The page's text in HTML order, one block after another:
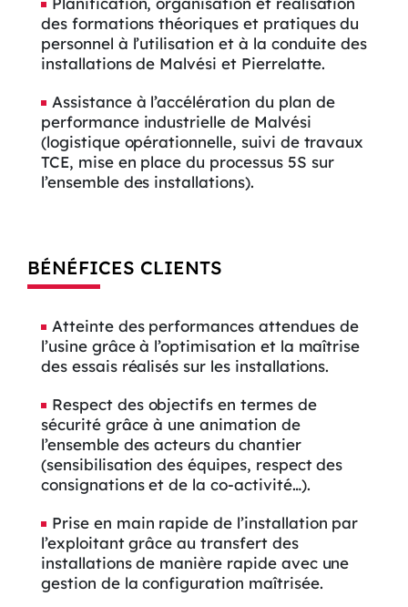
des formations théoriques et pratiques du
personnel à l’utilisation et à la conduite des
installations de Malvési et Pierrelatte.
Assistance à l’accélération du plan de
performance industrielle de Malvési
(logistique opérationnelle, suivi de travaux
TCE, mise en place du processus 5S sur
l’ensemble des installations).
BÉNÉFICES CLIENTS
Atteinte des performances attendues de
l’usine grâce à l’optimisation et la maîtrise
des essais réalisés sur les installations.
Respect des objectifs en termes de
sécurité grâce à une animation de
l’ensemble des acteurs du chantier
(sensibilisation des équipes, respect des
consignations et de la co-activité…).
Prise en main rapide de l’installation par
l’exploitant grâce au transfert des
installations de manière rapide avec une
gestion de la configuration maîtrisée.